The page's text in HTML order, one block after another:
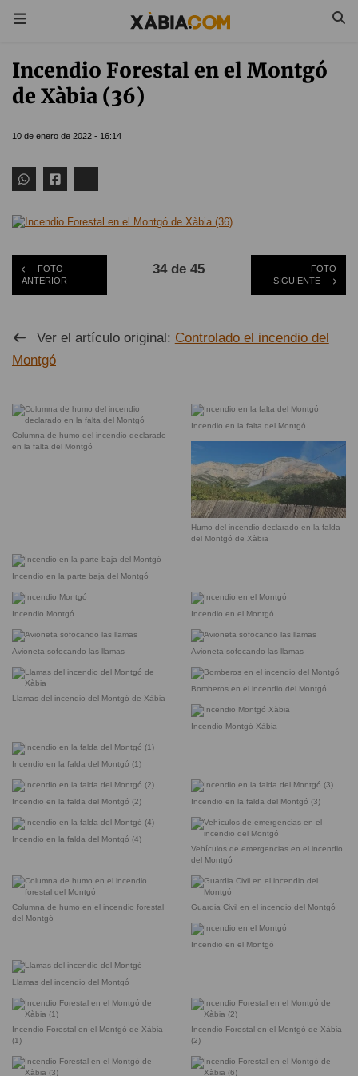
Incendio Forestal en el Montgó
de Xàbia (36)
10 de enero de 2022 - 16:14
FOTO
ANTERIOR
34 de 45
FOTO
SIGUIENTE
Ver el artículo original: Controlado el incendio del
Montgó
Columna de humo del incendio declarado
en la falta del Montgó
Incendio en la falta del Montgó
Humo del incendio declarado en la falda
del Montgó de Xàbia
Incendio en la parte baja del Montgó
Incendio Montgó Incendio en el Montgó
Avioneta sofocando las llamas Avioneta sofocando las llamas
Llamas del incendio del Montgó de Xàbia
Bomberos en el incendio del Montgó
Incendio Montgó Xàbia
Incendio en la falda del Montgó (1)
Incendio en la falda del Montgó (2) Incendio en la falda del Montgó (3)
Incendio en la falda del Montgó (4)
Vehículos de emergencias en el incendio
del Montgó
Columna de humo en el incendio forestal
del Montgó
Guardia Civil en el incendio del Montgó
Incendio en el Montgó
Llamas del incendio del Montgó
Incendio Forestal en el Montgó de Xàbia
(1)
Incendio Forestal en el Montgó de Xàbia
(2)